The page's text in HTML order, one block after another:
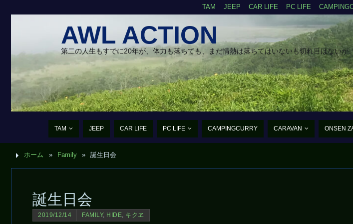
TAM JEEP CAR LIFE PC LIFE
AWL ACTION
第二の人生もすでに20年が、体力も落ちても、まだ情熱は落ちてはいないも切れ目はないが
TAM JEEP CAR LIFE PC LIFE CAMPINGCURRY CARAVAN ONSEN
ホーム » Family » 誕生日会
誕生日会
2019/12/14 FAMILY, HIDE, キクヱ